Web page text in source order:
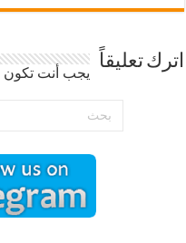
اترك تعليقاً
يجب أنت تكون